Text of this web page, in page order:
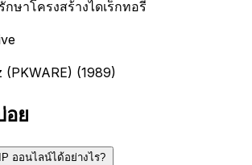
ษาโครงสร้างไดเร็กทอรี
(1989)
อย
ออนไลน์ได้อย่างไร?